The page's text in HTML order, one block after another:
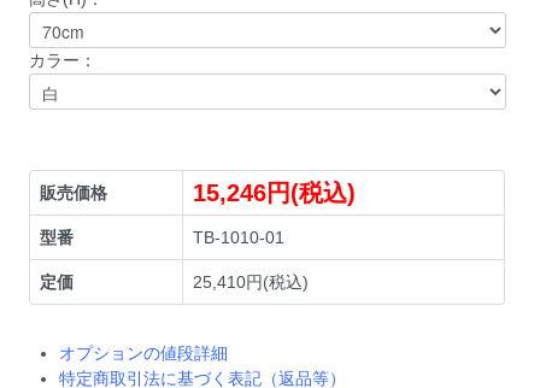
カラー：
販売価格 15,246円(税込)
型番 TB-1010-01
定価 25,410円(税込)
オプションの値段詳細
特定商取引法に基づく表記（返品等）